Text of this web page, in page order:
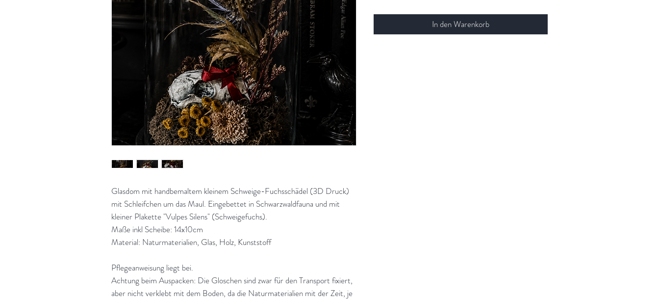
Glasdom mit handbemaltem kleinem Schweige-Fuchsschädel (3D Druck)
mit Schleifchen um das Maul. Eingebettet in Schwarzwaldfauna und mit
kleiner Plakette "Vulpes Silens" (Schweigefuchs).
Maße inkl Scheibe: 14x10cm
Material: Naturmaterialien, Glas, Holz, Kunststoff
Pflegeanweisung liegt bei.
Achtung beim Auspacken: Die Gloschen sind zwar für den Transport fixiert,
aber nicht verklebt mit dem Boden, da die Naturmaterialien mit der Zeit, je
In den Warenkorb